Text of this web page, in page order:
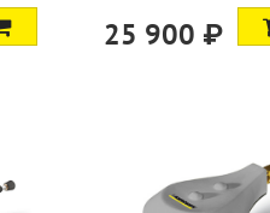
25 900 ₽